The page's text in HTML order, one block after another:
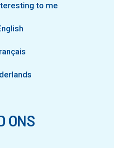
to me
ONS